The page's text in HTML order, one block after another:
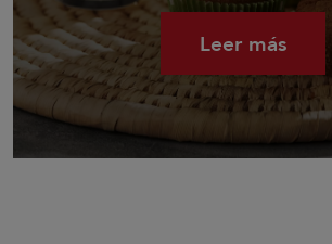
Leer más